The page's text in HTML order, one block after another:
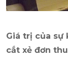
Giá trị của sự
cắt xẻ đơn